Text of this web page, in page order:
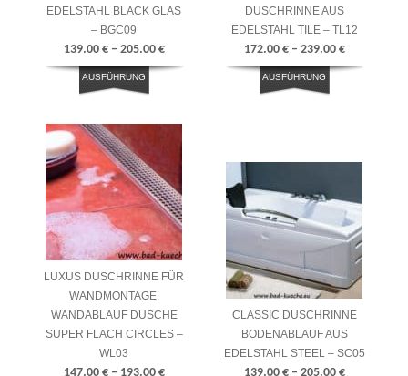
EDELSTAHL BLACK GLAS
– BGC09
139.00 €– 205.00 €
AUSFÜHRUNG
DUSCHRINNE AUS
EDELSTAHL TILE – TL12
172.00 €– 239.00 €
AUSFÜHRUNG
LUXUS DUSCHRINNE FÜR
WANDMONTAGE,
WANDABLAUF DUSCHE
SUPER FLACH CIRCLES –
WL03
147.00 €– 193.00 €
CLASSIC DUSCHRINNE
BODENABLAUF AUS
EDELSTAHL STEEL – SC05
139.00 €– 205.00 €